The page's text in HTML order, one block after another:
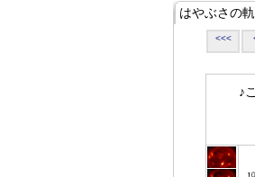
はやぶさの
<<<
♪